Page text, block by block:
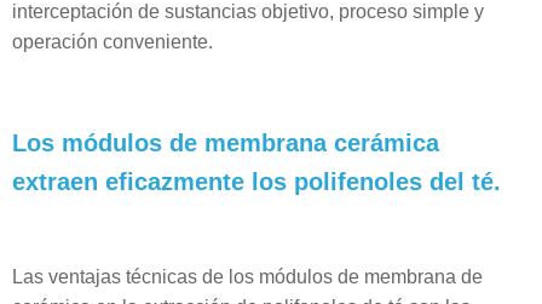
interceptación de sustancias objetivo, proceso simple y
operación conveniente.
Los módulos de membrana cerámica
extraen eficazmente los polifenoles del té.
Las ventajas técnicas de los módulos de membrana de